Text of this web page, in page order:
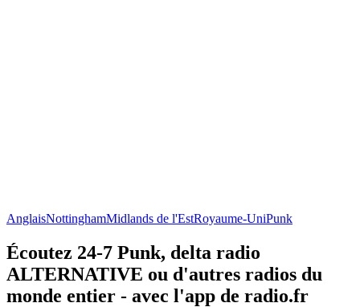
AnglaisNottinghamMidlands de l'EstRoyaume-UniPunk
Écoutez 24-7 Punk, delta radio
ALTERNATIVE ou d'autres radios du
monde entier - avec l'app de radio.fr